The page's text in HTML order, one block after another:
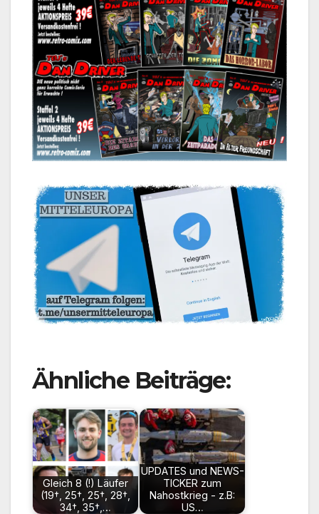
Ähnliche Beiträge:
Gleich 8 (!) Läufer
(19†, 25†, 25†, 28†,
34†, 35†,…
UPDATES und NEWS-
TICKER zum
Nahostkrieg - z.B:
US…